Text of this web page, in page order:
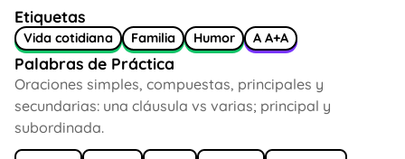
Etiquetas
Vida cotidiana Familia Humor A A+A
Palabras de Práctica
Oraciones simples, compuestas, principales y
secundarias: una cláusula vs varias; principal y
subordinada.